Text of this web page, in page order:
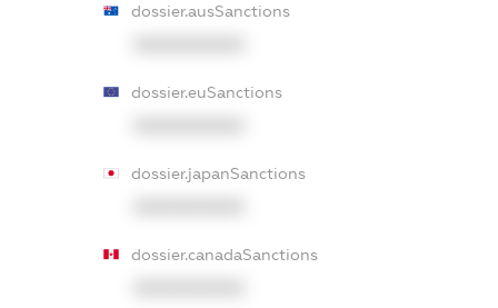
dossier.ausSanctions
dossier.euSanctions
dossier.japanSanctions
dossier.canadaSanctions